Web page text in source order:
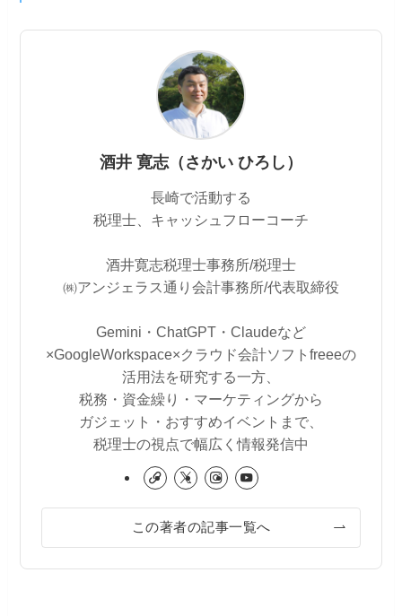
酒井 寛志（さかい ひろし）
長崎で活動する
税理士、キャッシュフローコーチ
酒井寛志税理士事務所/税理士
㈱アンジェラス通り会計事務所/代表取締役
Gemini・ChatGPT・Claudeなど
×GoogleWorkspace×クラウド会計ソフトfreeeの
活用法を研究する一方、
税務・資金繰り・マーケティングから
ガジェット・おすすめイベントまで、
税理士の視点で幅広く情報発信中
この著者の記事一覧へ